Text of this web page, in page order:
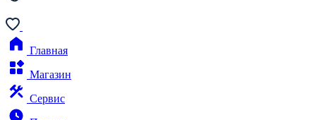
Главная
Магазин
Сервис